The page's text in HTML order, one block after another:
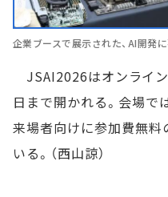
企業ブースで展示された、AI開発
JSAI2026はオンライ
日まで開かれる。会場で
来場者向けに参加費無料
いる。（西山諒）